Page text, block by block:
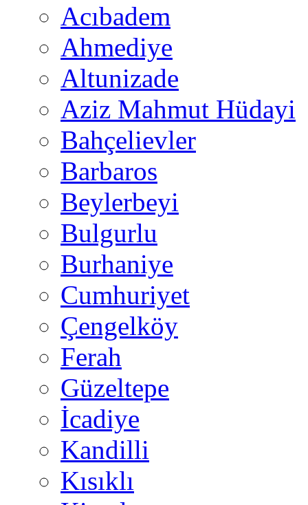
Acıbadem
Ahmediye
Altunizade
Aziz Mahmut Hüdayi
Bahçelievler
Barbaros
Beylerbeyi
Bulgurlu
Burhaniye
Cumhuriyet
Çengelköy
Ferah
Güzeltepe
İcadiye
Kandilli
Kısıklı